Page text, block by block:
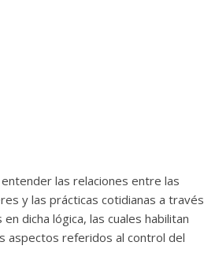
las relaciones entre las
y las prácticas cotidianas a través
dicha lógica, las cuales habilitan
aspectos referidos al control del